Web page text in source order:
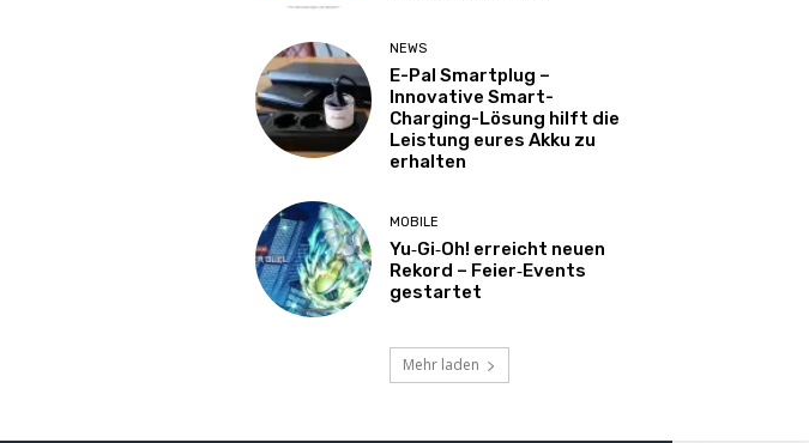
NEWS
E-Pal Smartplug –
Innovative Smart-
Charging-Lösung hilft die
Leistung eures Akku zu
erhalten
MOBILE
Yu‑Gi‑Oh! erreicht neuen
Rekord – Feier‑Events
gestartet
Mehr laden